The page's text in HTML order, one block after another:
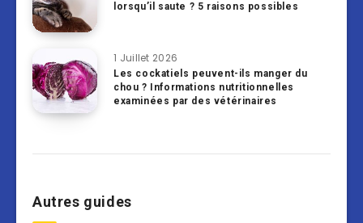
lorsqu’il saute ? 5 raisons possibles
1 Juillet 2026
Les cockatiels peuvent-ils manger du
chou ? Informations nutritionnelles
examinées par des vétérinaires
Autres guides